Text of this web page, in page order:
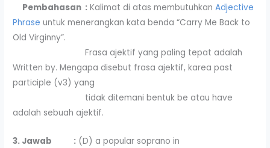
Pembahasan : Kalimat di atas membutuhkanAdjective
Phrase untuk menerangkan kata benda “Carry Me Back to
Old Virginny”.
Frasa ajektif yang paling tepat adalah
Written by. Mengapa disebut frasa ajektif, karea past
participle (v3) yang
tidak ditemani bentuk be atau have
adalah sebuah ajektif.
3. Jawab : (D) a popular soprano in